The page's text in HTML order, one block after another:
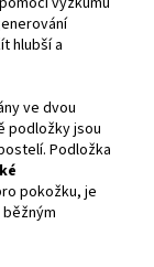
hlubší a
ve dvou
podložky jsou
Podložka
pokožku, je